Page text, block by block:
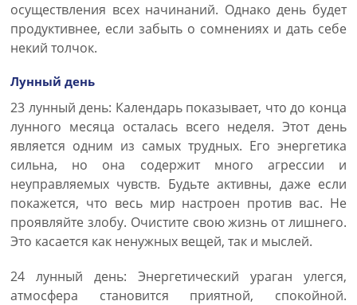
осуществления всех начинаний. Однако день будет
продуктивнее, если забыть о сомнениях и дать себе
некий толчок.
Лунный день
23 лунный день: Календарь показывает, что до конца
лунного месяца осталась всего неделя. Этот день
является одним из самых трудных. Его энергетика
сильна, но она содержит много агрессии и
неуправляемых чувств. Будьте активны, даже если
покажется, что весь мир настроен против вас. Не
проявляйте злобу. Очистите свою жизнь от лишнего.
Это касается как ненужных вещей, так и мыслей.
24 лунный день: Энергетический ураган улегся,
атмосфера становится приятной, спокойной.